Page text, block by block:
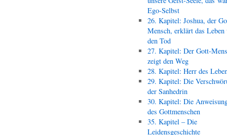
Ego-Selbst
26. Kapitel: Joshua, der
Mensch, erklärt das Leben
den Tod
27. Kapitel: Der Gott-
zeigt den Weg
28. Kapitel: Herr des
29. Kapitel: Die
der Sanhedrin
30. Kapitel: Die
des Gottmenschen
35. Kapitel – Die
Leidensgeschichte